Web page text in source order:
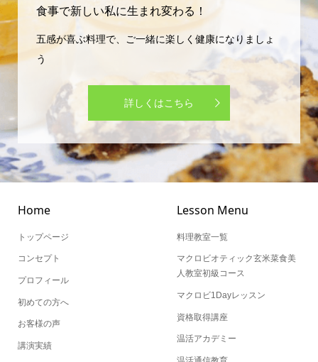
食事で新しい私に生まれ変わる！
五感が喜ぶ料理で、ご一緒に楽しく健康になりましょ
う
詳しくはこちら
Home
トップページ
コンセプト
プロフィール
初めての方へ
お客様の声
講演実績
Lesson Menu
料理教室一覧
マクロビオティック玄米菜食美
人教室初級コース
マクロビ1Dayレッスン
資格取得講座
温活アカデミー
温活通信教育